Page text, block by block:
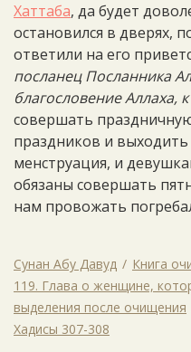
Хаттаба, да будет
остановился в дверях,
ответили на его
посланец Посланника
благословение Аллаха,
совершать
праздников и
менструация, и
обязаны совершать
нам провожать
Сунан Абу Давуд
Книга
119. Глава о женщине,
выделения после очищения
Хадисы 307-308